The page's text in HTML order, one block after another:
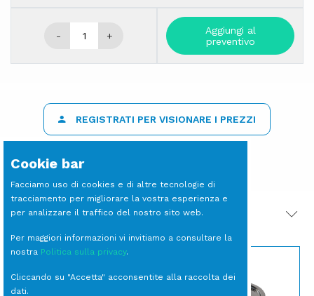
- +
Aggiungi al
preventivo
REGISTRATI PER VISIONARE I PREZZI
PRODOTTI CORRELATI
Cookie bar
Facciamo uso di cookies e di altre tecnologie di
tracciamento per migliorare la vostra esperienza e
per analizzare il traffico del nostro sito web.
Per maggiori informazioni vi invitiamo a consultare la
nostra Politica sulla privacy.
Cliccando su "Accetta" acconsentite alla raccolta dei
dati.